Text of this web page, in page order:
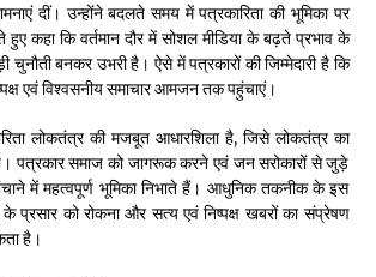
दीं। उन्होंने बदलते समय में पत्रकारिता की भूमिका पर
कहा कि वर्तमान दौर में सोशल मीडिया के बढ़ते प्रभाव के
बनकर उभरी है। ऐसे में पत्रकारों की जिम्मेदारी है कि
एवं विश्वसनीय समाचार आमजन तक पहुंचाएं।
लोकतंत्र की मजबूत आधारशिला है, जिसे लोकतंत्र का
पत्रकार समाज को जागरूक करने एवं जन सरोकारों से जुड़े
में महत्वपूर्ण भूमिका निभाते हैं। आधुनिक तकनीक के इस
प्रसार को रोकना और सत्य एवं निष्पक्ष खबरों का संप्रेषण
है।